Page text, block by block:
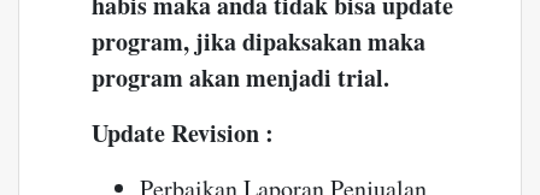
program, jika dipaksakan maka
program akan menjadi trial.
Update Revision :
Perbaikan Laporan Penjualan